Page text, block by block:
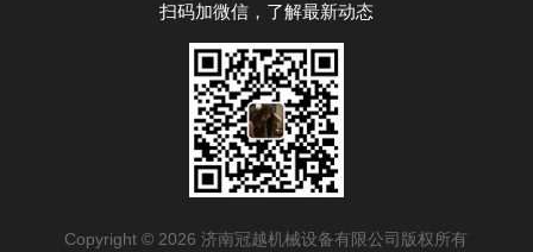
扫码加微信，了解最新动态
Copyright © 2026 济南冠越机械设备有限公司版权所有